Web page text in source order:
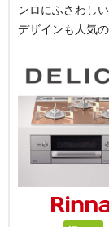
ンロにふさわし
デザインも人気の